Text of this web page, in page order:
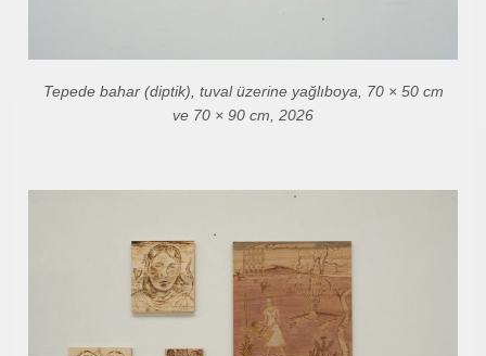
Tepede bahar (diptik), tuval üzerine yağlıboya, 70 × 50 cm
ve 70 × 90 cm, 2026